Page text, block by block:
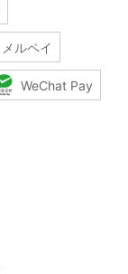
メルペイ
WeChat Pay